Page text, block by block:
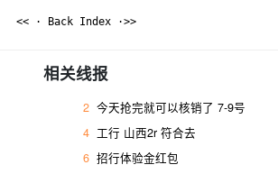
<< · Back Index ·>>
相关线报
2 今天抢完就可以核销了 7-9号
4 工行 山西2r 符合去 ​
6 招行体验金红包